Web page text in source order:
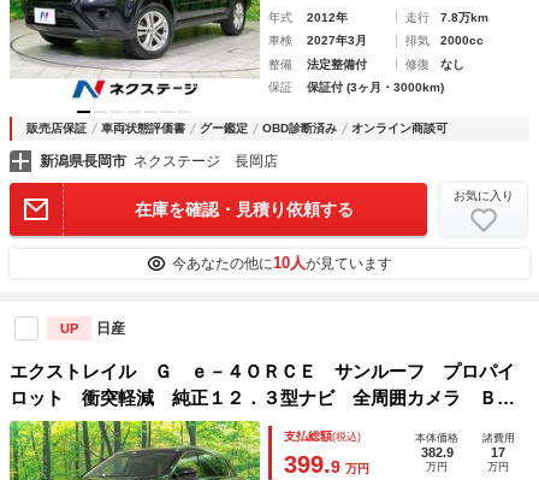
年式 2012年 走行
7.8万km
車検
2027年3月 排気
2000cc
整備
法定整備付 修復
なし
保証
保証付 (3ヶ月・3000km)
販売店保証 車両状態評価書 グー鑑定 OBD診断済み オンライン商談可
新潟県長岡市 ネクステージ 長岡店
在庫を確認・見積り依頼する
お気に入り
今あなたの他に10人が見ています
UP 日産
エクストレイル Ｇ ｅ－４ＯＲＣＥ サンルーフ プロパイ
ロット 衝突軽減 純正１２．３型ナビ 全周囲カメラ ＢＯ
ＳＥ 禁煙車 全席シートヒーター パワーシート ＬＥＤヘ
ッド ＥＴＣ フルセグ Ｂｌｕｅｔｏｏｔｈ接続
支払総額(税込)
399.9 万円
本体価格
382.9
万円
諸費用
17
万円